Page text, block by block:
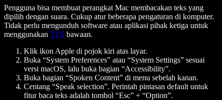
Pengguna bisa membuat perangkat Mac membacakan teks yang
dipilih dengan suara. Cukup atur beberapa pengaturan di komputer.
Tidak perlu mengunduh software atau aplikasi pihak ketiga untuk
menggunakan TTS bawaan.
Klik ikon Apple di pojok kiri atas layar.
Buka “System Preferences” atau “System Settings” sesuai
versi macOS, lalu buka bagian “Accessibility”.
Buka bagian “Spoken Content” di menu sebelah kanan.
Centang “Speak selection”. Perintah pintasan default untuk
fitur baca teks adalah tombol “Esc” + “Option”.